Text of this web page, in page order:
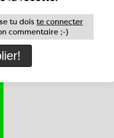
tu dois te connecter
commentaire ;-)